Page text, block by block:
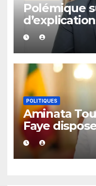
Polémique
apporte son
Mamadou
POLITIQUES
Aminata
Faye
2027 pour
élections
légalité »